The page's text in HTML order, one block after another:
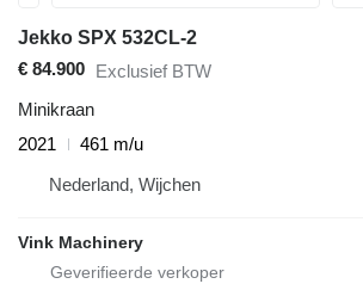
Jekko SPX 532CL-2
€ 84.900 Exclusief BTW
Minikraan
2021
461 m/u
Nederland, Wijchen
Vink Machinery